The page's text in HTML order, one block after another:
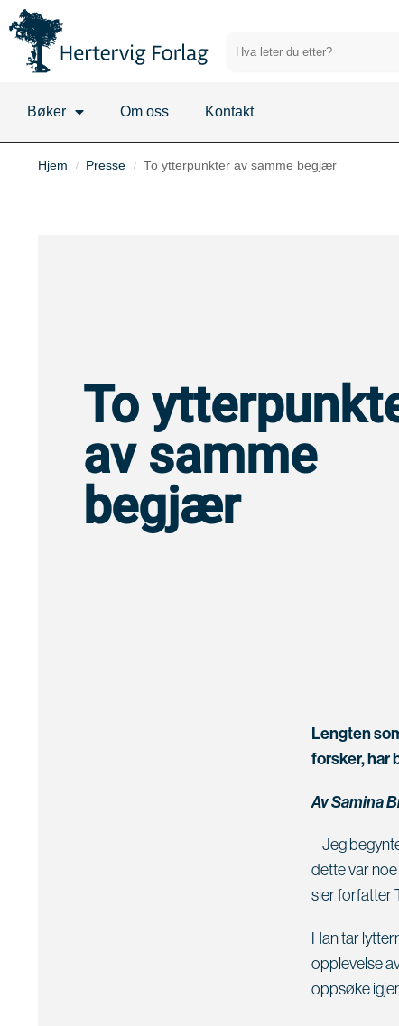
Bøker Om oss Kontakt
Hjem / Presse / To ytterpunkter av samme begjær
To
av samme
begjær
Lengten
forsker, har
Av Samina
– Jeg
dette var
sier forfatter
Han tar
opplevelse
oppsøke